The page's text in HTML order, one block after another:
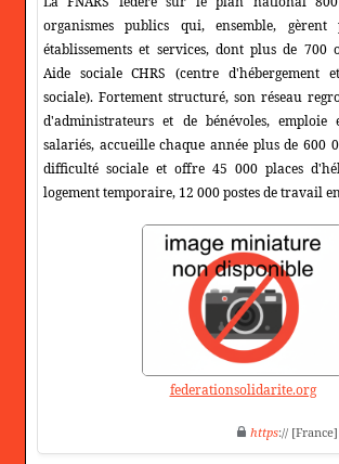
organismes publics qui, ensemble,
établissements et services, dont plus de
Aide sociale CHRS (centre d'hébergement
sociale). Fortement structuré, son réseau
d'administrateurs et de bénévoles,
salariés, accueille chaque année plus de 600
difficulté sociale et offre 45 000 places
logement temporaire, 12 000 postes de travail
federationsolidarite.org
https://